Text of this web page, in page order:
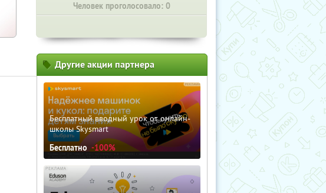
Человек проголосовало: 0
Другие акции партнера
Бесплатный вводный урок от онлайн-
школы Skysmart
Бесплатно -100%